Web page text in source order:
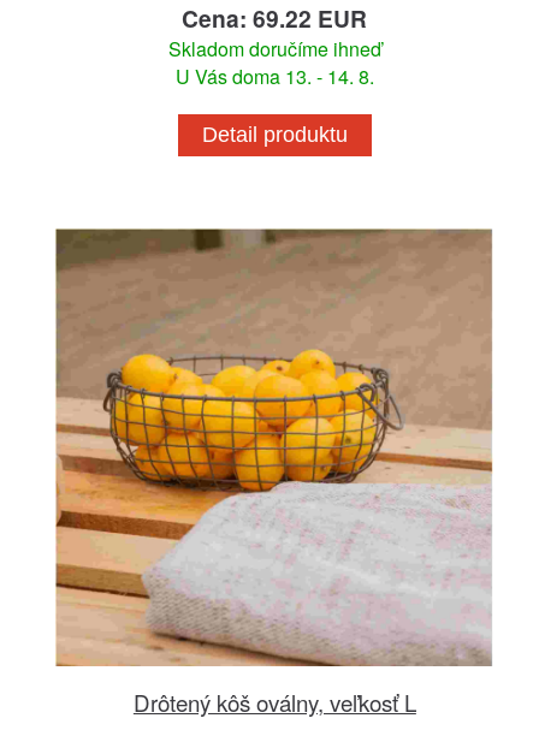
Cena: 69.22 EUR
Skladom doručíme ihneď
U Vás doma 13. - 14. 8.
Detail produktu
Drôtený kôš oválny, veľkosť L